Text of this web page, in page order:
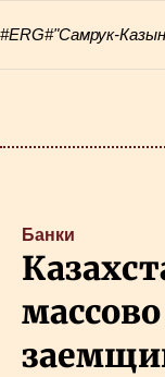
#ERG#"Самрук-
Банки